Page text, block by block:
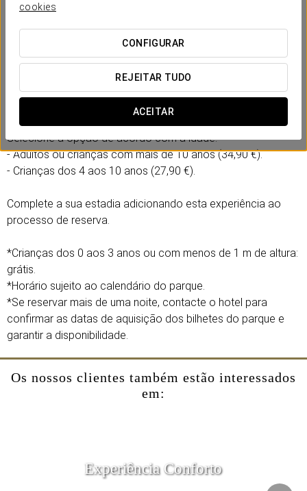
cookies
CONFIGURAR
REJEITAR TUDO
ACEITAR
Bilhete Isla Mágica e Agua Mágica
Desfrute de um dia completo a descobrir os parques
temáticos Isla Mágica e Agua Mágica.
Inclui:
- Entrada de 1 dia completo na Isla Mágica e Agua Mágica.
Selecione a opção de acordo com a idade:
- Adultos ou crianças com mais de 10 anos (34,90 €).
- Crianças dos 4 aos 10 anos (27,90 €).
Complete a sua estadia adicionando esta experiência ao
processo de reserva.
*Crianças dos 0 aos 3 anos ou com menos de 1 m de altura:
grátis.
*Horário sujeito ao calendário do parque.
*Se reservar mais de uma noite, contacte o hotel para
confirmar as datas de aquisição dos bilhetes do parque e
garantir a disponibilidade.
Os nossos clientes também estão interessados
em:
Experiência Conforto